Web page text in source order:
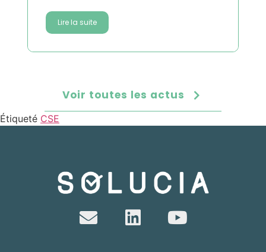
Lire la suite
Voir toutes les actus
Étiqueté CSE